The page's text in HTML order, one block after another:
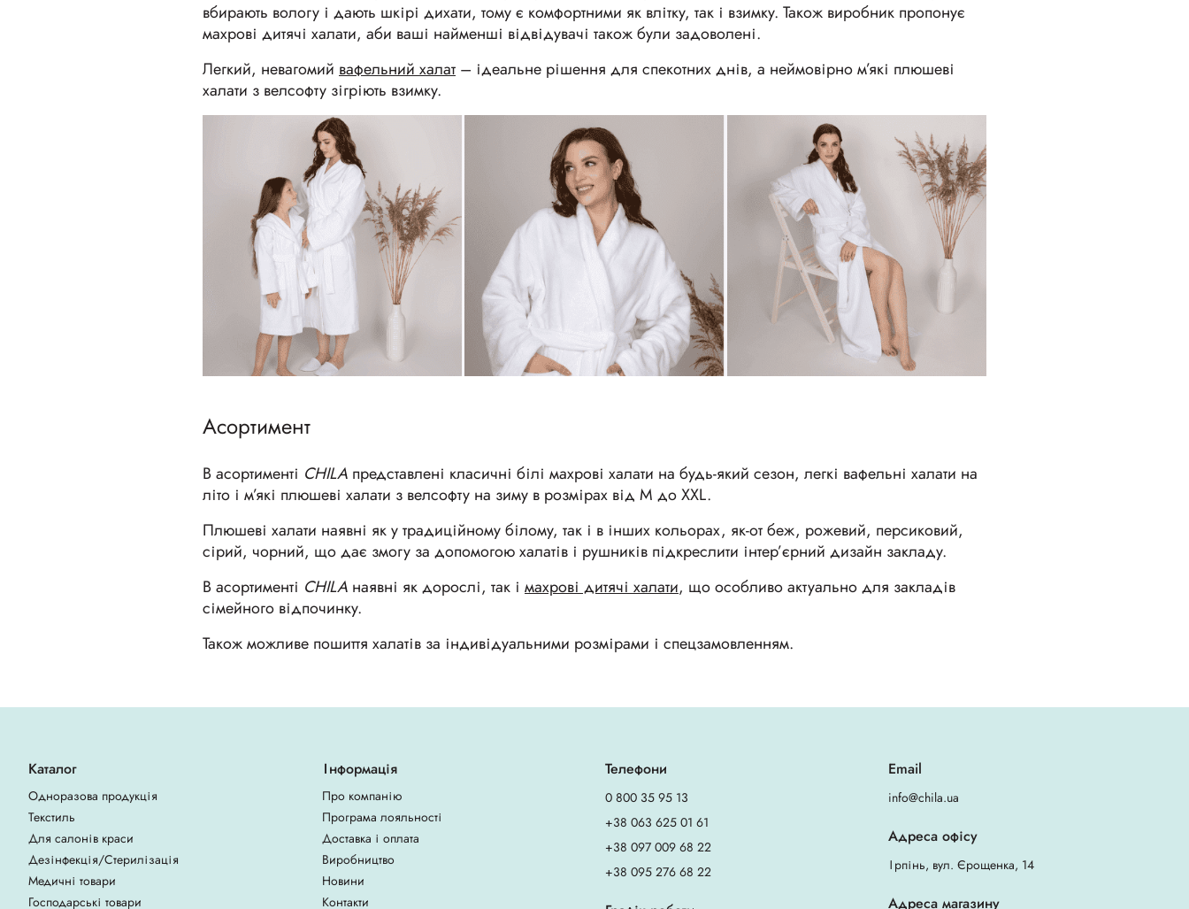
вбирають вологу і дають шкірі дихати, тому є комфортними як влітку, так і взимку. Також виробник пропонує
махрові дитячі халати, аби ваші найменші відвідувачі також були задоволені.
Легкий, невагомий вафельний халат – ідеальне рішення для спекотних днів, а неймовірно м’які плюшеві
халати з велсофту зігріють взимку.
Асортимент
В асортименті CHILA представлені класичні білі махрові халати на будь-який сезон, легкі вафельні халати на
літо і м’які плюшеві халати з велсофту на зиму в розмірах від M до XXL.
Плюшеві халати наявні як у традиційному білому, так і в інших кольорах, як-от беж, рожевий, персиковий,
сірий, чорний, що дає змогу за допомогою халатів і рушників підкреслити інтер’єрний дизайн закладу.
В асортименті CHILA наявні як дорослі, так і махрові дитячі халати, що особливо актуально для закладів
сімейного відпочинку.
Також можливе пошиття халатів за індивідуальними розмірами і спецзамовленням.
Каталог
Одноразова продукція
Текстиль
Для салонів краси
Дезінфекція/Стерилізація
Медичні товари
Господарські товари
Інформація
Про компанію
Програма лояльності
Доставка і оплата
Виробництво
Новини
Контакти
Телефони
0 800 35 95 13
+38 063 625 01 61
+38 097 009 68 22
+38 095 276 68 22
Email
info@chila.ua
Адреса офісу
Ірпінь, вул. Єрощенка, 14
Адреса магазину